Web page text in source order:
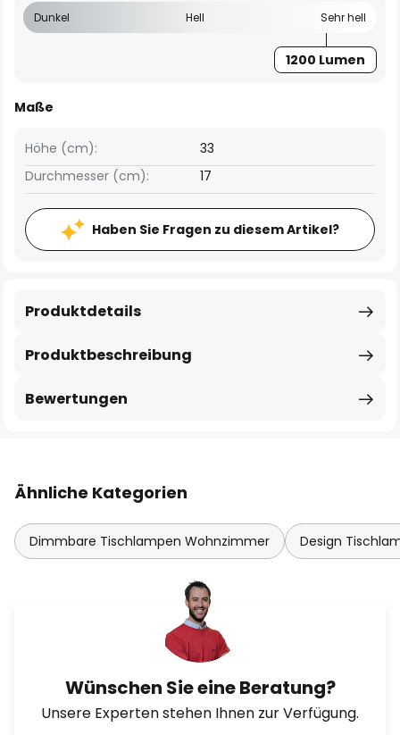
Dunkel Hell Sehr hell
1200 Lumen
Maße
Höhe (cm):
33
Durchmesser (cm):
17
Haben Sie Fragen zu diesem Artikel?
Produktbeschreibung
Produktdetails
Bewertungen
Ähnliche Kategorien
Dimmbare Tischlampen Wohnzimmer Design
Wünschen Sie eine Beratung?
Unsere Experten stehen Ihnen zur Verfügung.